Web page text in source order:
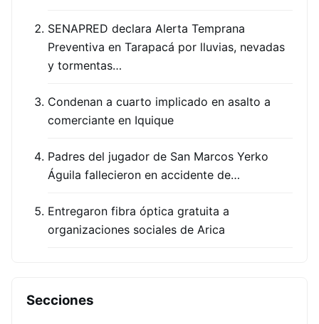
SENAPRED declara Alerta Temprana
Preventiva en Tarapacá por lluvias, nevadas
y tormentas…
Condenan a cuarto implicado en asalto a
comerciante en Iquique
Padres del jugador de San Marcos Yerko
Águila fallecieron en accidente de…
Entregaron fibra óptica gratuita a
organizaciones sociales de Arica
Secciones